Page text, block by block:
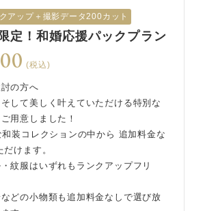
アップ＋撮影データ200カット
定！和婚応援パックプラン
(税込)
の方へ
して美しく叶えていただける特別な
用意しました！
装コレクションの中から 追加料金な
けます。
紋服はいずれもランクアップフリ
どの小物類も追加料金なしで選び放